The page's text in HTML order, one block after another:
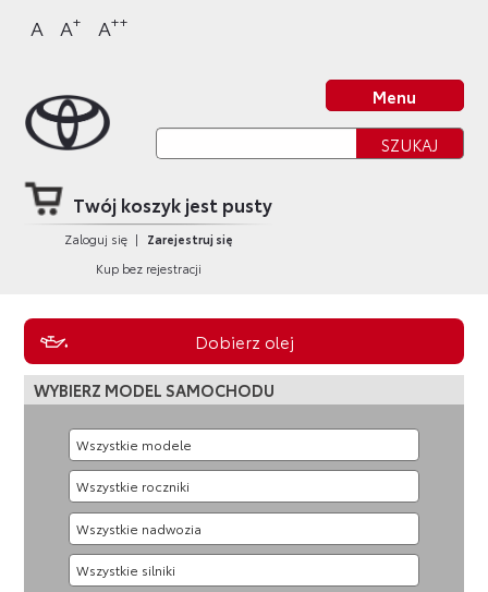
Sklep Toyota
do
nagłówka
do
bocznego
do
głównej
do
stopki
A A+ A++
Menu
Twój koszyk jest pusty
Zaloguj się |
Zarejestruj się
Kup bez rejestracji
Dobierz olej
WYBIERZ MODEL SAMOCHODU